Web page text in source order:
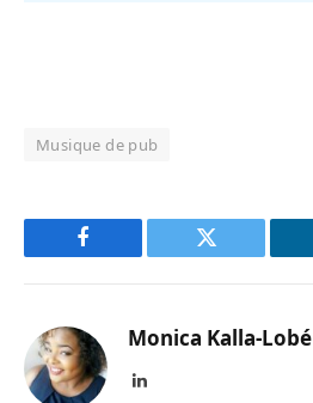
Musique de pub
Facebook Twitter
Monica Kalla-Lobé
LinkedIn